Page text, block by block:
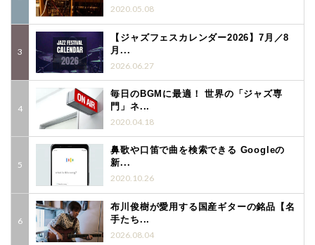
2020.05.08
【ジャズフェスカレンダー2026】7月／8
月...
2026.06.27
毎日のBGMに最適！ 世界の「ジャズ専
門」ネ...
2020.04.18
鼻歌や口笛で曲を検索できる Googleの
新...
2020.10.26
布川俊樹が愛用する国産ギターの銘品【名
手たち...
2026.08.04